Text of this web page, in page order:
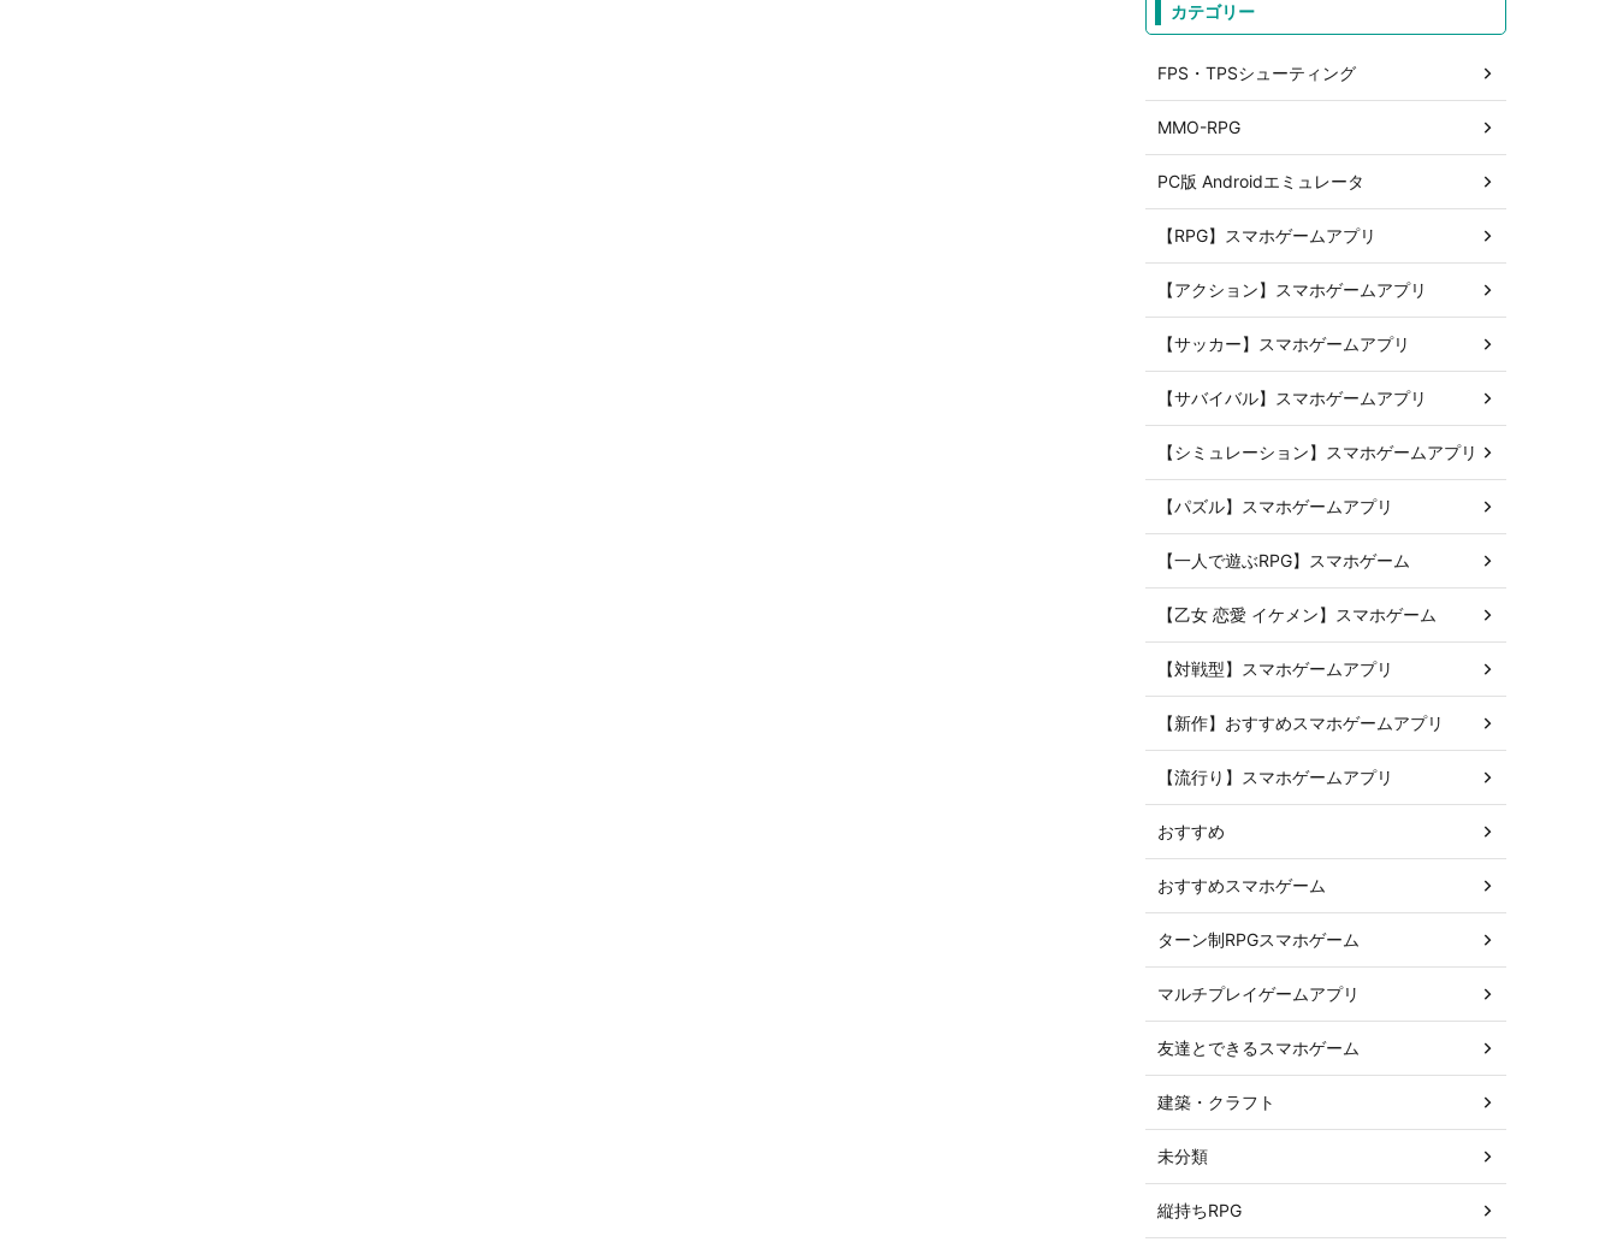
カテゴリー
FPS・TPSシューティング
MMO-RPG
PC版 Androidエミュレータ
【RPG】スマホゲームアプリ
【アクション】スマホゲームアプリ
【サッカー】スマホゲームアプリ
【サバイバル】スマホゲームアプリ
【シミュレーション】スマホゲームアプリ
【パズル】スマホゲームアプリ
【一人で遊ぶRPG】スマホゲーム
【乙女 恋愛 イケメン】スマホゲーム
【対戦型】スマホゲームアプリ
【新作】おすすめスマホゲームアプリ
【流行り】スマホゲームアプリ
おすすめ
おすすめスマホゲーム
ターン制RPGスマホゲーム
マルチプレイゲームアプリ
友達とできるスマホゲーム
建築・クラフト
未分類
縦持ちRPG